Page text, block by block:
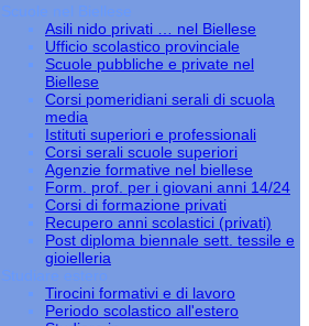
Scuole nel Biellese
Asili nido privati … nel Biellese
Ufficio scolastico provinciale
Scuole pubbliche e private nel
Biellese
Corsi pomeridiani serali di scuola
media
Istituti superiori e professionali
Corsi serali scuole superiori
Agenzie formative nel biellese
Form. prof. per i giovani anni 14/24
Corsi di formazione privati
Recupero anni scolastici (privati)
Post diploma biennale sett. tessile e
gioielleria
Studiare estero
Tirocini formativi e di lavoro
Periodo scolastico all'estero